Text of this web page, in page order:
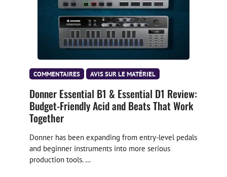
COMMENTAIRES AVIS SUR LE MATÉRIEL
Donner Essential B1 & Essential D1 Review:
Budget-Friendly Acid and Beats That Work
Together
Donner has been expanding from entry-level pedals
and beginner instruments into more serious
production tools. …